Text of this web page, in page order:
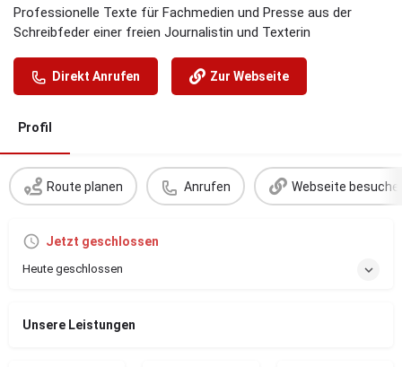
Professionelle Texte für Fachmedien und Presse aus der
Schreibfeder einer freien Journalistin und Texterin
Direkt Anrufen Zur Webseite
Profil
Route planen Anrufen Webseite
Jetzt geschlossen
Heute geschlossen
Unsere Leistungen